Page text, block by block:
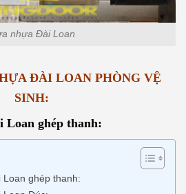
nhựa Đài Loan
ĐÀI LOAN PHÒNG VỆ
SINH:
Loan ghép thanh:
ghép thanh: